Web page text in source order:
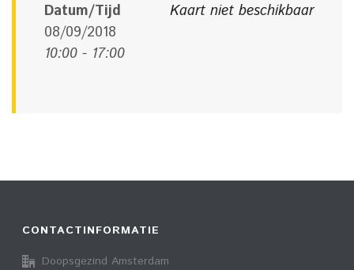
Kaart niet beschikbaar
Datum/Tijd
08/09/2018
10:00 - 17:00
CONTACTINFORMATIE
Doopsgezind Amsterdam